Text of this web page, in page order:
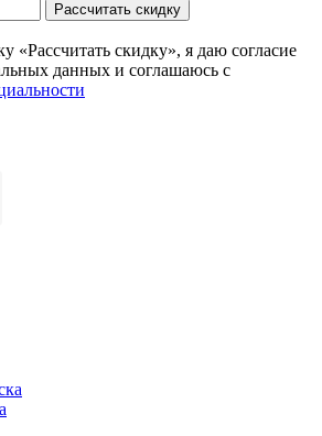
Рассчитать скидку
«Рассчитать скидку», я даю согласие
данных и соглашаюсь с